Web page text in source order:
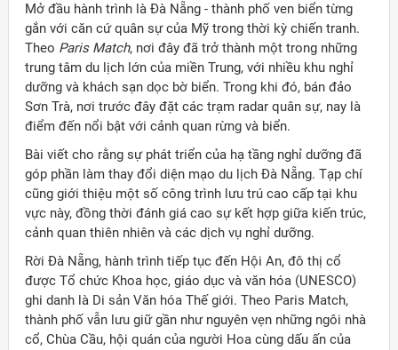
Mở đầu hành trình là Đà Nẵng - thành phố ven biển từng
gắn với căn cứ quân sự của Mỹ trong thời kỳ chiến tranh.
Theo Paris Match, nơi đây đã trở thành một trong những
trung tâm du lịch lớn của miền Trung, với nhiều khu nghỉ
dưỡng và khách sạn dọc bờ biển. Trong khi đó, bán đảo
Sơn Trà, nơi trước đây đặt các trạm radar quân sự, nay là
điểm đến nổi bật với cảnh quan rừng và biển.
Bài viết cho rằng sự phát triển của hạ tầng nghỉ dưỡng đã
góp phần làm thay đổi diện mạo du lịch Đà Nẵng. Tạp chí
cũng giới thiệu một số công trình lưu trú cao cấp tại khu
vực này, đồng thời đánh giá cao sự kết hợp giữa kiến trúc,
cảnh quan thiên nhiên và các dịch vụ nghỉ dưỡng.
Rời Đà Nẵng, hành trình tiếp tục đến Hội An, đô thị cổ
được Tổ chức Khoa học, giáo dục và văn hóa (UNESCO)
ghi danh là Di sản Văn hóa Thế giới. Theo Paris Match,
thành phố vẫn lưu giữ gần như nguyên vẹn những ngôi nhà
cổ, Chùa Cầu, hội quán của người Hoa cùng dấu ấn của